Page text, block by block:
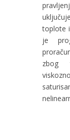
toplote
je
zbog